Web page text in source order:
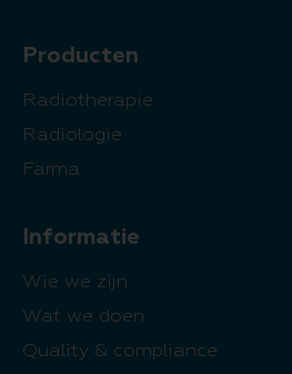
Producten
Radiotherapie
Radiologie
Farma
Informatie
Wie we zijn
Wat we doen
Quality & compliance